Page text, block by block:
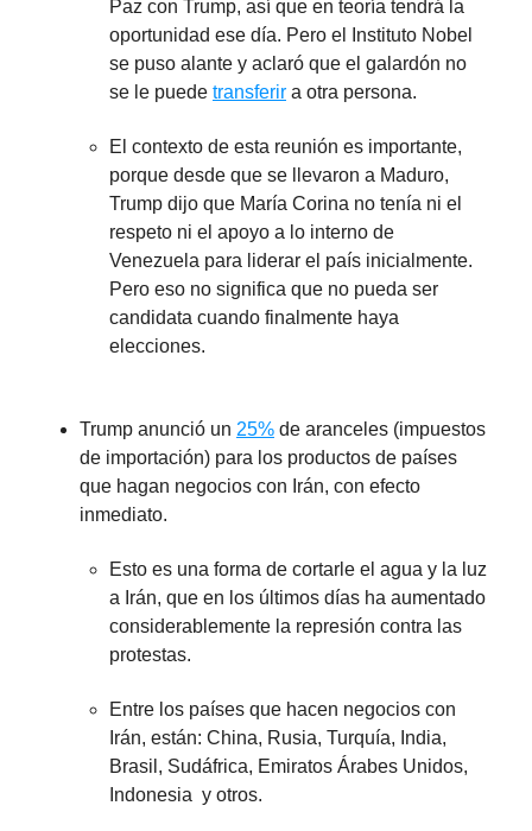
Paz con Trump, así que en teoría tendrá la
oportunidad ese día. Pero el Instituto Nobel
se puso alante y aclaró que el galardón no
se le puede transferir a otra persona.
El contexto de esta reunión es importante,
porque desde que se llevaron a Maduro,
Trump dijo que María Corina no tenía ni el
respeto ni el apoyo a lo interno de
Venezuela para liderar el país inicialmente.
Pero eso no significa que no pueda ser
candidata cuando finalmente haya
elecciones.
Trump anunció un 25% de aranceles (impuestos
de importación) para los productos de países
que hagan negocios con Irán, con efecto
inmediato.
Esto es una forma de cortarle el agua y la luz
a Irán, que en los últimos días ha aumentado
considerablemente la represión contra las
protestas.
Entre los países que hacen negocios con
Irán, están: China, Rusia, Turquía, India,
Brasil, Sudáfrica, Emiratos Árabes Unidos,
Indonesia y otros.